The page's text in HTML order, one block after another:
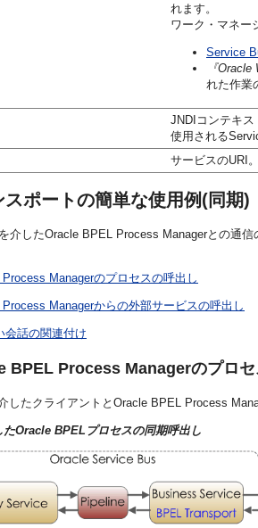
れます。
ワーク・マネー
Service
『
れた作業
JNDIコンテキ
使用される
サービスのURI
ポートの簡単な使用例(同期)
介したOracle BPEL Process Managerとの通
Managerのプロセスの呼出し
Managerからの外部サービスの呼出し
会話の関連付け
BPEL Process Managerのプロ
したクライアントとOracle BPEL Process
Oracle BPELプロセスの同期呼出し